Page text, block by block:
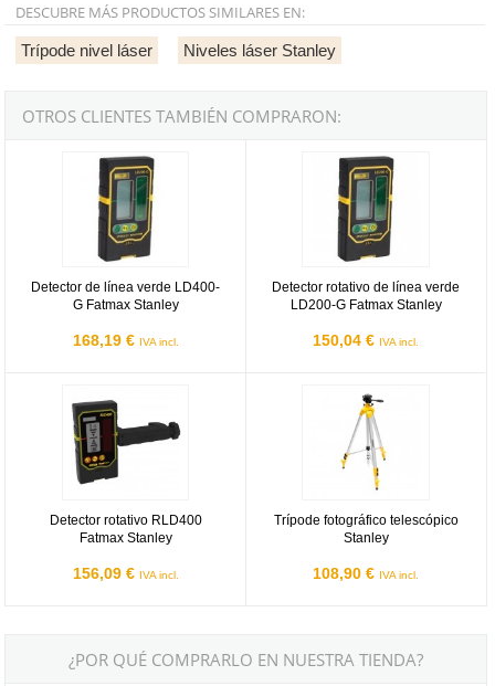
DESCUBRE MÁS PRODUCTOS SIMILARES EN:
Trípode nivel láser Niveles láser Stanley
OTROS CLIENTES TAMBIÉN COMPRARON:
Detector de línea verde LD400-
G Fatmax Stanley
168,19 € IVA incl.
Detector de línea verde LD400-G Fatmax Stanley
Detector rotativo de línea verde
LD200-G Fatmax Stanley
150,04 € IVA incl.
Detector rotativo de línea verde
Detector rotativo RLD400
Fatmax Stanley
156,09 € IVA incl.
Trípode fotográfico telescópico
Stanley
108,90 € IVA incl.
¿POR QUÉ COMPRARLO EN NUESTRA TIENDA?